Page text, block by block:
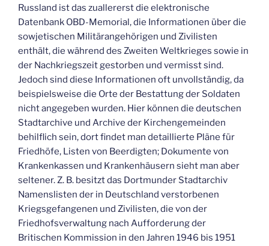
Russland ist das zuallererst die elektronische
Datenbank OBD-Memorial, die Informationen über die
sowjetischen Militärangehörigen und Zivilisten
enthält, die während des Zweiten Weltkrieges sowie in
der Nachkriegszeit gestorben und vermisst sind.
Jedoch sind diese Informationen oft unvollständig, da
beispielsweise die Orte der Bestattung der Soldaten
nicht angegeben wurden. Hier können die deutschen
Stadtarchive und Archive der Kirchengemeinden
behilflich sein, dort findet man detaillierte Pläne für
Friedhöfe, Listen von Beerdigten; Dokumente von
Krankenkassen und Krankenhäusern sieht man aber
seltener. Z. B. besitzt das Dortmunder Stadtarchiv
Namenslisten der in Deutschland verstorbenen
Kriegsgefangenen und Zivilisten, die von der
Friedhofsverwaltung nach Aufforderung der
Britischen Kommission in den Jahren 1946 bis 1951